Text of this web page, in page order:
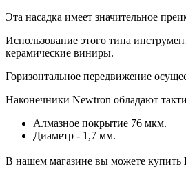
Эта насадка имеет значительное
Использование этого типа
керамические виниры.
Горизонтальное передвижение
Наконечники Newtron обладают
Алмазное покрытие 76 мкм.
Диаметр - 1,7 мм.
В нашем магазине вы можете купить